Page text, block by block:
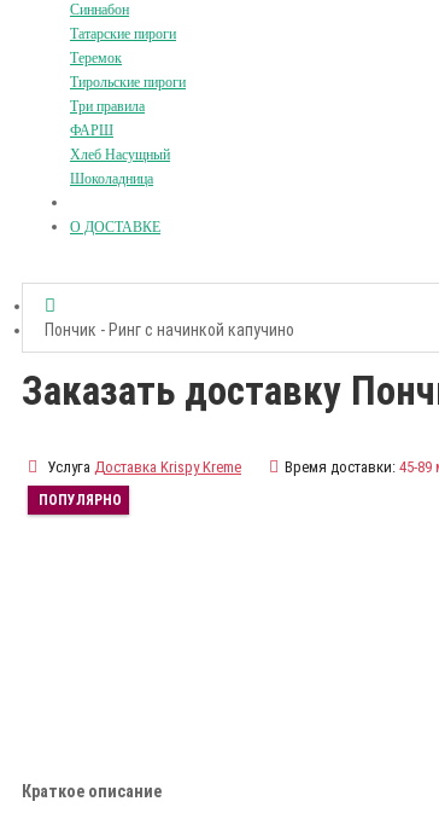
Синнабон
Татарские пироги
Теремок
Тирольские пироги
Три правила
ФАРШ
Хлеб Насущный
Шоколадница
О ДОСТАВКЕ
Пончик - Ринг с начинкой капучино
Заказать доставку
Услуга Доставка Krispy Kreme Время доставки: 45-89
ПОПУЛЯРНО
Краткое описание